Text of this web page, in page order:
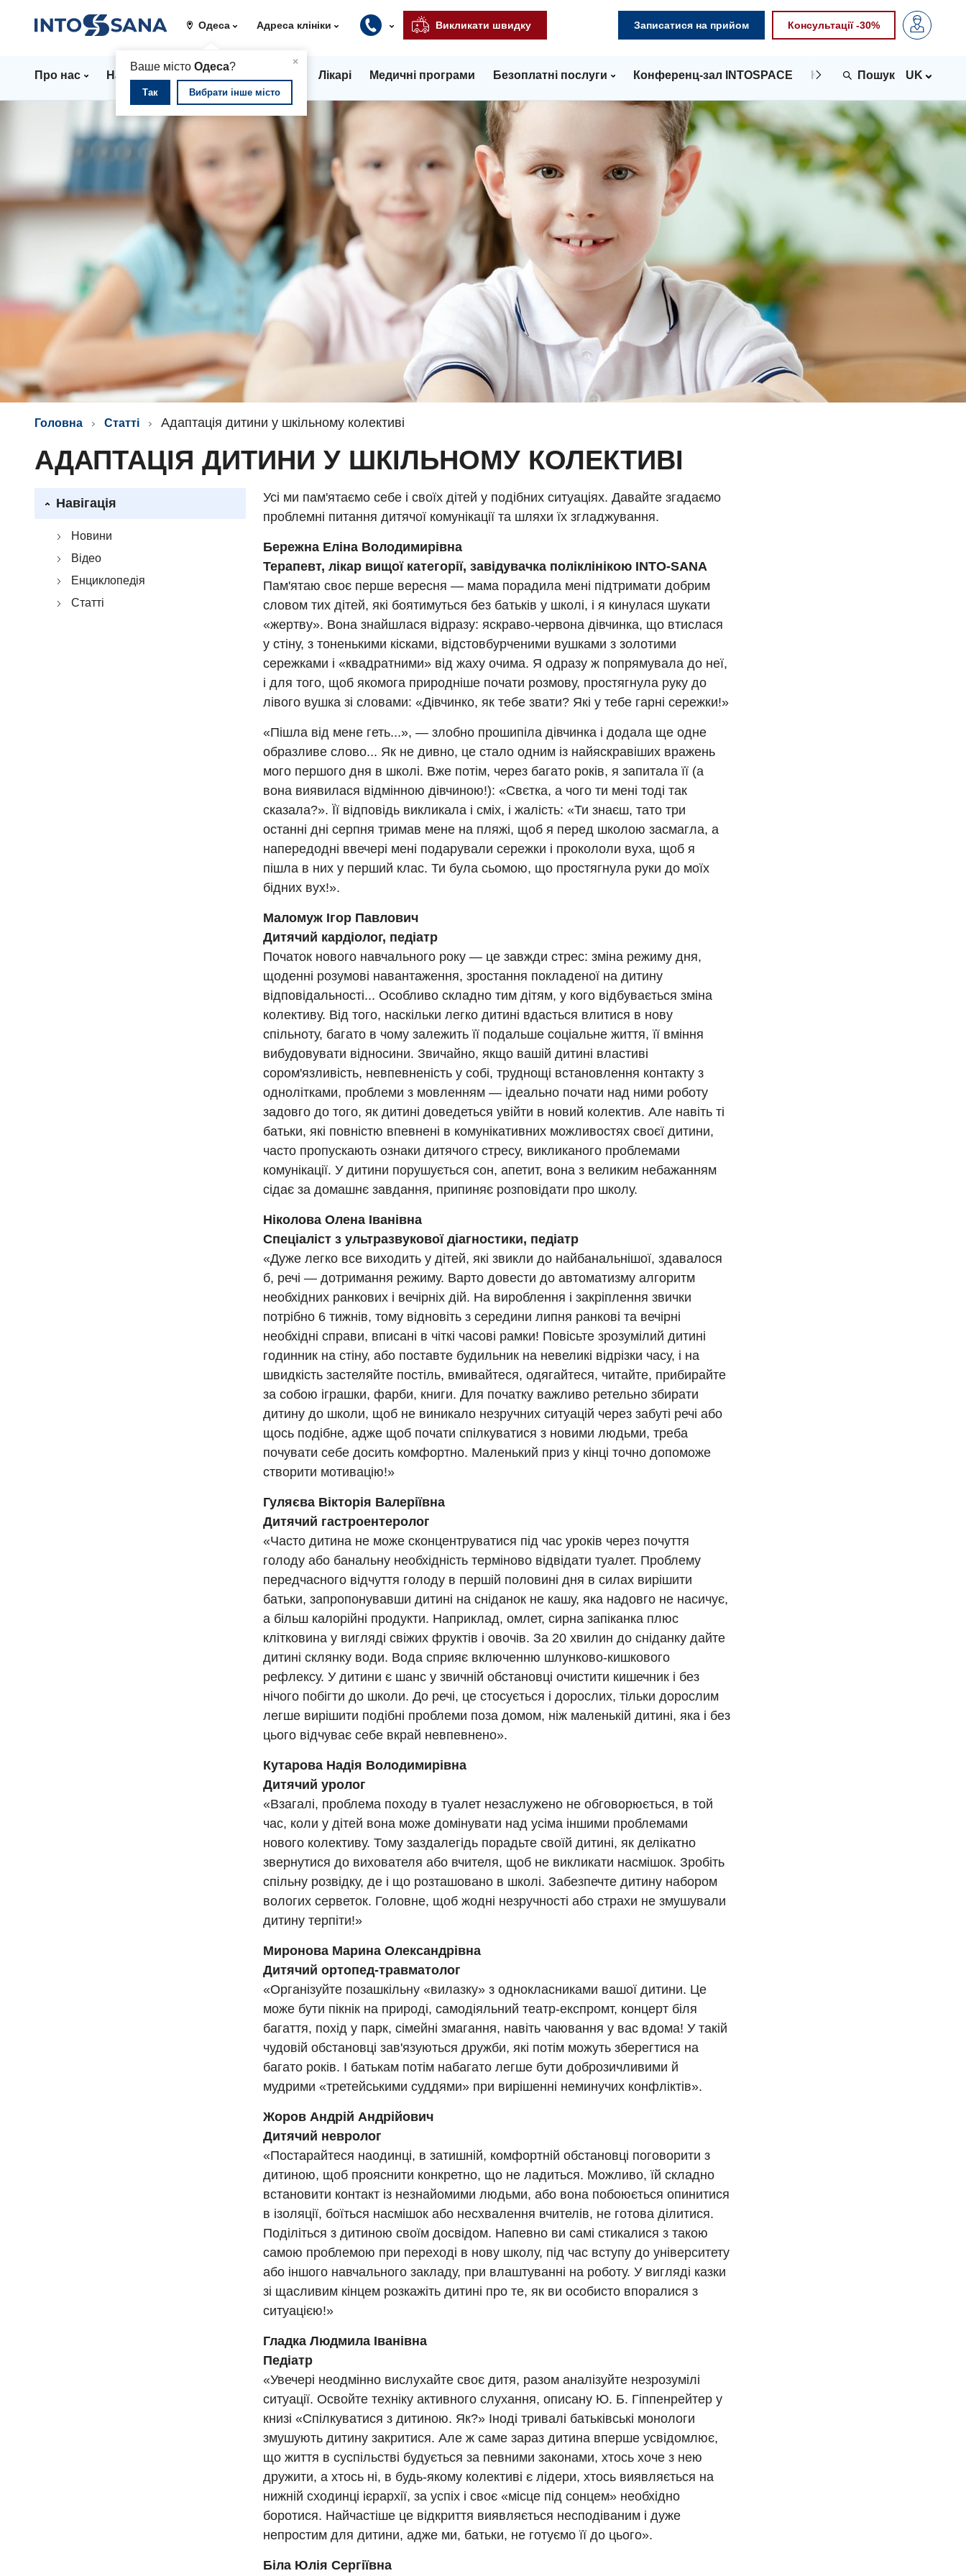
Одеса
×
Ваше містоОдеса?
Так Вибрати інше місто
Адреса клініки Викликати швидку Записатися на прийом Консультації -30%
Про нас Напрямки Стаціонар Лікарі Медичні програми Безоплатні послуги Конференц-зал INTOSPACE Контакти UK
Головна Статті Адаптація дитини у шкільному колективі
АДАПТАЦІЯ ДИТИНИ У ШКІЛЬНОМУ КОЛЕКТИВІ
Навігація
Новини
Відео
Енциклопедія
Статті
Усі ми пам'ятаємо себе і своїх дітей у подібних ситуаціях. Давайте згадаємо
проблемні питання дитячої комунікації та шляхи їх згладжування.
Бережна Еліна Володимирівна
Терапевт, лікар вищої категорії, завідувачка поліклінікою INTO-SANA
Пам'ятаю своє перше вересня — мама порадила мені підтримати добрим
словом тих дітей, які боятимуться без батьків у школі, і я кинулася шукати
«жертву». Вона знайшлася відразу: яскраво-червона дівчинка, що втислася
у стіну, з тоненькими кісками, відстовбурченими вушками з золотими
сережками і «квадратними» від жаху очима. Я одразу ж попрямувала до неї,
і для того, щоб якомога природніше почати розмову, простягнула руку до
лівого вушка зі словами: «Дівчинко, як тебе звати? Які у тебе гарні сережки!»
«Пішла від мене геть...», — злобно прошипіла дівчинка і додала ще одне
образливе слово... Як не дивно, це стало одним із найяскравіших вражень
мого першого дня в школі. Вже потім, через багато років, я запитала її (а
вона виявилася відмінною дівчиною!): «Свєтка, а чого ти мені тоді так
сказала?». Її відповідь викликала і сміх, і жалість: «Ти знаєш, тато три
останні дні серпня тримав мене на пляжі, щоб я перед школою засмагла, а
напередодні ввечері мені подарували сережки і прокололи вуха, щоб я
пішла в них у перший клас. Ти була сьомою, що простягнула руки до моїх
бідних вух!».
Маломуж Ігор Павлович
Дитячий кардіолог, педіатр
Початок нового навчального року — це завжди стрес: зміна режиму дня,
щоденні розумові навантаження, зростання покладеної на дитину
відповідальності... Особливо складно тим дітям, у кого відбувається зміна
колективу. Від того, наскільки легко дитині вдасться влитися в нову
спільноту, багато в чому залежить її подальше соціальне життя, її вміння
вибудовувати відносини. Звичайно, якщо вашій дитині властиві
сором'язливість, невпевненість у собі, труднощі встановлення контакту з
однолітками, проблеми з мовленням — ідеально почати над ними роботу
задовго до того, як дитині доведеться увійти в новий колектив. Але навіть ті
батьки, які повністю впевнені в комунікативних можливостях своєї дитини,
часто пропускають ознаки дитячого стресу, викликаного проблемами
комунікації. У дитини порушується сон, апетит, вона з великим небажанням
сідає за домашнє завдання, припиняє розповідати про школу.
Ніколова Олена Іванівна
Спеціаліст з ультразвукової діагностики, педіатр
«Дуже легко все виходить у дітей, які звикли до найбанальнішої, здавалося
б, речі — дотримання режиму. Варто довести до автоматизму алгоритм
необхідних ранкових і вечірніх дій. На вироблення і закріплення звички
потрібно 6 тижнів, тому відновіть з середини липня ранкові та вечірні
необхідні справи, вписані в чіткі часові рамки! Повісьте зрозумілий дитині
годинник на стіну, або поставте будильник на невеликі відрізки часу, і на
швидкість застеляйте постіль, вмивайтеся, одягайтеся, читайте, прибирайте
за собою іграшки, фарби, книги. Для початку важливо ретельно збирати
дитину до школи, щоб не виникало незручних ситуацій через забуті речі або
щось подібне, адже щоб почати спілкуватися з новими людьми, треба
почувати себе досить комфортно. Маленький приз у кінці точно допоможе
створити мотивацію!»
Гуляєва Вікторія Валеріївна
Дитячий гастроентеролог
«Часто дитина не може сконцентруватися під час уроків через почуття
голоду або банальну необхідність терміново відвідати туалет. Проблему
передчасного відчуття голоду в першій половині дня в силах вирішити
батьки, запропонувавши дитині на сніданок не кашу, яка надовго не насичує,
а більш калорійні продукти. Наприклад, омлет, сирна запіканка плюс
клітковина у вигляді свіжих фруктів і овочів. За 20 хвилин до сніданку дайте
дитині склянку води. Вода сприяє включенню шлунково-кишкового
рефлексу. У дитини є шанс у звичній обстановці очистити кишечник і без
нічого побігти до школи. До речі, це стосується і дорослих, тільки дорослим
легше вирішити подібні проблеми поза домом, ніж маленькій дитині, яка і без
цього відчуває себе вкрай невпевнено».
Кутарова Надія Володимирівна
Дитячий уролог
«Взагалі, проблема походу в туалет незаслужено не обговорюється, в той
час, коли у дітей вона може домінувати над усіма іншими проблемами
нового колективу. Тому заздалегідь порадьте своїй дитині, як делікатно
звернутися до вихователя або вчителя, щоб не викликати насмішок. Зробіть
спільну розвідку, де і що розташовано в школі. Забезпечте дитину набором
вологих серветок. Головне, щоб жодні незручності або страхи не змушували
дитину терпіти!»
Миронова Марина Олександрівна
Дитячий ортопед-травматолог
«Організуйте позашкільну «вилазку» з однокласниками вашої дитини. Це
може бути пікнік на природі, самодіяльний театр-експромт, концерт біля
багаття, похід у парк, сімейні змагання, навіть чаювання у вас вдома! У такій
чудовій обстановці зав'язуються дружби, які потім можуть зберегтися на
багато років. І батькам потім набагато легше бути доброзичливими й
мудрими «третейськими суддями» при вирішенні неминучих конфліктів».
Жоров Андрій Андрійович
Дитячий невролог
«Постарайтеся наодинці, в затишній, комфортній обстановці поговорити з
дитиною, щоб прояснити конкретно, що не ладиться. Можливо, їй складно
встановити контакт із незнайомими людьми, або вона побоюється опинитися
в ізоляції, боїться насмішок або несхвалення вчителів, не готова ділитися.
Поділіться з дитиною своїм досвідом. Напевно ви самі стикалися з такою
самою проблемою при переході в нову школу, під час вступу до університету
або іншого навчального закладу, при влаштуванні на роботу. У вигляді казки
зі щасливим кінцем розкажіть дитині про те, як ви особисто впоралися з
ситуацією!»
Гладка Людмила Іванівна
Педіатр
«Увечері неодмінно вислухайте своє дитя, разом аналізуйте незрозумілі
ситуації. Освойте техніку активного слухання, описану Ю. Б. Гіппенрейтер у
книзі «Спілкуватися з дитиною. Як?» Іноді тривалі батьківські монологи
змушують дитину закритися. Але ж саме зараз дитина вперше усвідомлює,
що життя в суспільстві будується за певними законами, хтось хоче з нею
дружити, а хтось ні, в будь-якому колективі є лідери, хтось виявляється на
нижній сходинці ієрархії, за успіх і своє «місце під сонцем» необхідно
боротися. Найчастіше це відкриття виявляється несподіваним і дуже
непростим для дитини, адже ми, батьки, не готуємо її до цього».
Біла Юлія Сергіївна